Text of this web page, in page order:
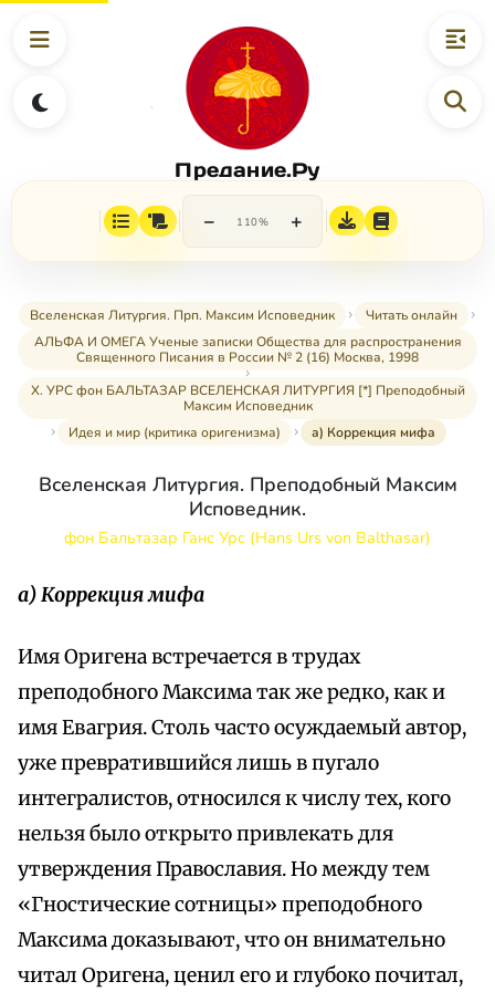
Предание.Ру
− 110% +
Вселенская Литургия. Прп. Максим Исповедник
Читать онлайн
АЛЬФА И ОМЕГА Ученые записки Общества для распространения
Священного Писания в России № 2 (16) Москва, 1998
X. УРС фон БАЛЬТАЗАР ВСЕЛЕНСКАЯ ЛИТУРГИЯ [*] Преподобный
Максим Исповедник
Идея и мир (критика оригенизма)
а) Коррекция мифа
Вселенская Литургия. Преподобный Максим
Исповедник.
фон Бальтазар Ганс Урс (Hans Urs von Balthasar)
а) Коррекция мифа
Имя Оригена встречается в трудах
преподобного Максима так же редко, как и
имя Евагрия. Столь часто осуждаемый автор,
уже превратившийся лишь в пугало
интегралистов, относился к числу тех, кого
нельзя было открыто привлекать для
утверждения Православия. Но между тем
«Гностические сотницы» преподобного
Максима доказывают, что он внимательно
читал Оригена, ценил его и глубоко почитал,